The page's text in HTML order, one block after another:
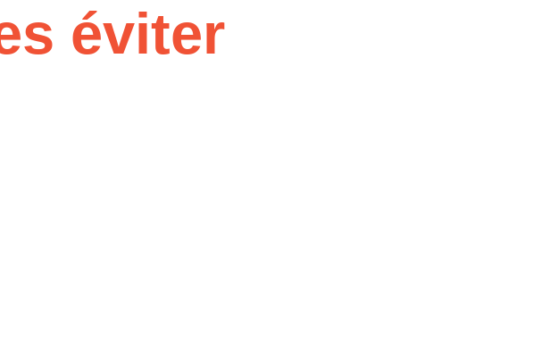
éviter